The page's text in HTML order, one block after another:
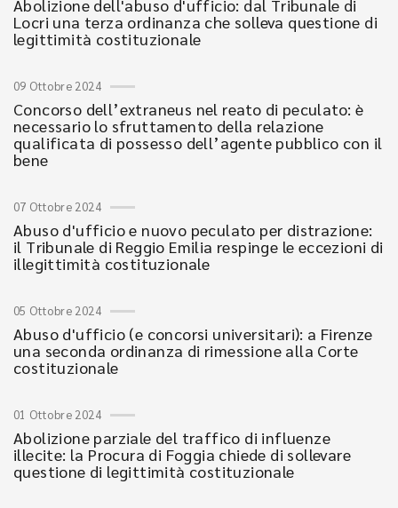
Abolizione dell'abuso d'ufficio: dal Tribunale di
Locri una terza ordinanza che solleva questione di
legittimità costituzionale
09 Ottobre 2024
Concorso dell’extraneus nel reato di peculato: è
necessario lo sfruttamento della relazione
qualificata di possesso dell’agente pubblico con il
bene
07 Ottobre 2024
Abuso d'ufficio e nuovo peculato per distrazione:
il Tribunale di Reggio Emilia respinge le eccezioni di
illegittimità costituzionale
05 Ottobre 2024
Abuso d'ufficio (e concorsi universitari): a Firenze
una seconda ordinanza di rimessione alla Corte
costituzionale
01 Ottobre 2024
Abolizione parziale del traffico di influenze
illecite: la Procura di Foggia chiede di sollevare
questione di legittimità costituzionale